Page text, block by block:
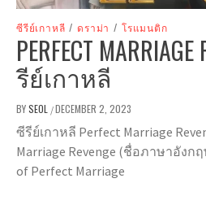
ซีรีย์เกาหลี / ดราม่า / โรแมนติก
PERFECT
รีย์เกาหลี
BYSEOL /DECEMBER 2, 2023
ซีรีย์เกาหลี Perfect Marriage
Marriage Revenge (ชื่อภาษาอังกฤ
of Perfect Marriage